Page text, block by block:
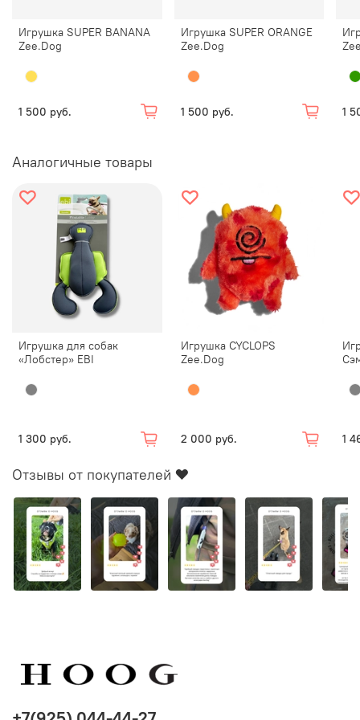
Карта размеров:
30 x 12 x 6 см | вес 66 г
Игрушка SUPER BANANA
Zee.Dog
1 500 руб.
Игрушка SUPER ORANGE
Zee.Dog
1 500 руб. 1
Аналогичные товары
Игрушка для собак
«Лобстер» EBI
1 300 руб.
Игрушка CYCLOPS
Zee.Dog
2 000 руб. 1
Отзывы от покупателей ❤️